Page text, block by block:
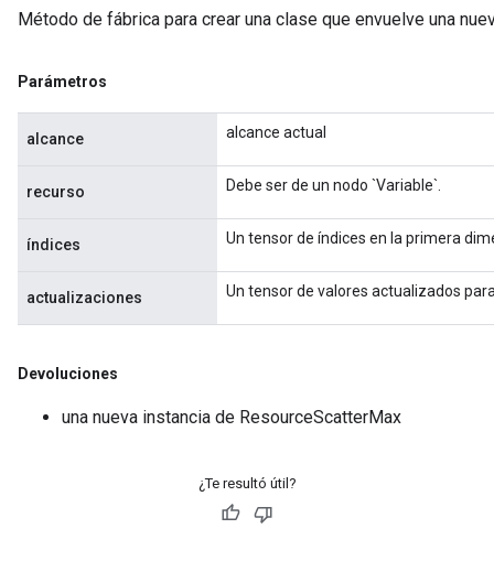
Método de fábrica para crear una clase que envuelve una
Parámetros
alcance alcance actual
recurso Debe ser de un nodo `Variable`.
índices Un tensor de índices en la primera
actualizaciones Un tensor de valores actualizados
Devoluciones
una nueva instancia de ResourceScatterMax
¿Te resultó útil?